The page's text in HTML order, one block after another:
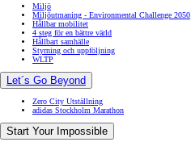
Miljö
Miljöutmaning - Environmental Challenge 2050
Hållbar mobilitet
4 steg för en bättre värld
Hållbart samhälle
Styrning och uppföljning
WLTP
Let´s Go Beyond
Zero City Utställning
adidas Stockholm Marathon
Start Your Impossible